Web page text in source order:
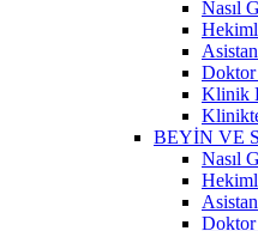
Nasıl
Doktor
Klinik
BEYİN VE
Nasıl
Doktor